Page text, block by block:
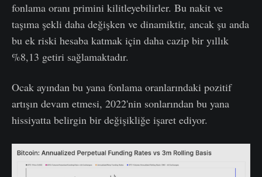
fonlama oranı primini kilitleyebilirler. Bu nakit ve
taşıma şekli daha değişken ve dinamiktir, ancak şu anda
bu ek riski hesaba katmak için daha cazip bir yıllık
%8,13 getiri sağlamaktadır.
Ocak ayından bu yana fonlama oranlarındaki pozitif
artışın devam etmesi, 2022'nin sonlarından bu yana
hissiyatta belirgin bir değişikliğe işaret ediyor.